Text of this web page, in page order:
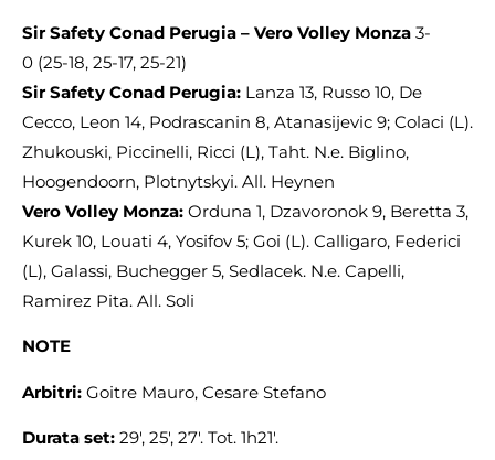
Sir Safety Conad Perugia – Vero Volley Monza 3-
0 (25-18, 25-17, 25-21)
Sir Safety Conad Perugia: Lanza 13, Russo 10, De
Cecco, Leon 14, Podrascanin 8, Atanasijevic 9; Colaci (L).
Zhukouski, Piccinelli, Ricci (L), Taht. N.e. Biglino,
Hoogendoorn, Plotnytskyi. All. Heynen
Vero Volley Monza: Orduna 1, Dzavoronok 9, Beretta 3,
Kurek 10, Louati 4, Yosifov 5; Goi (L). Calligaro, Federici
(L), Galassi, Buchegger 5, Sedlacek. N.e. Capelli,
Ramirez Pita. All. Soli
NOTE
Arbitri: Goitre Mauro, Cesare Stefano
Durata set: 29′, 25′, 27′. Tot. 1h21′.